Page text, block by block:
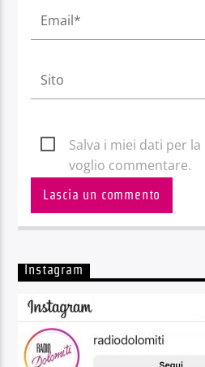
Salva i miei dati per
voglio commentare.
Instagram